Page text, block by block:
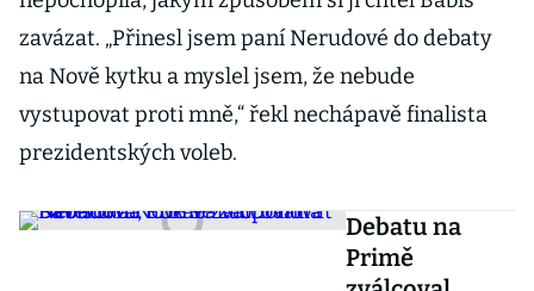
zavázat. „Přinesl jsem paní Nerudové do debaty
na Nově kytku a myslel jsem, že nebude
vystupovat proti mně,“ řekl nechápavě finalista
prezidentských voleb.
Debatu na
Primě